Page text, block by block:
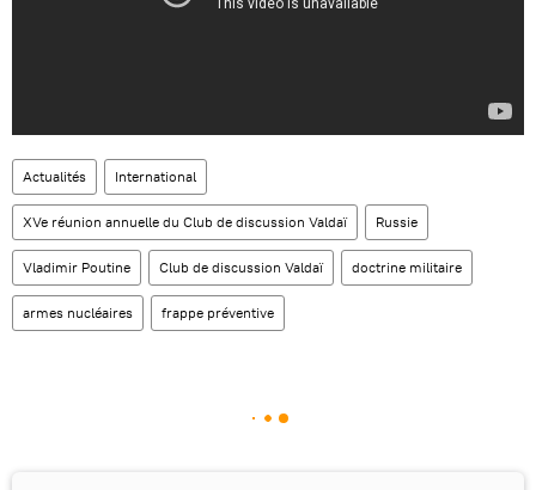
Actualités International
XVe réunion annuelle du Club de discussion Valdaï Russie
Vladimir Poutine Club de discussion Valdaï doctrine militaire
armes nucléaires frappe préventive